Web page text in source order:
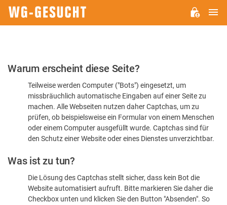
Bitte
dass
sind
Warum erscheint diese Seite?
Teilweise werden Computer ("Bots") eingesetzt, um
missbräuchlich automatische Eingaben auf einer Seite zu
machen. Alle Webseiten nutzen daher Captchas, um zu
prüfen, ob beispielsweise ein Formular von einem Menschen
oder einem Computer ausgefüllt wurde. Captchas sind für
den Schutz einer Website oder eines Dienstes unverzichtbar.
Was ist zu tun?
Die Lösung des Captchas stellt sicher, dass kein Bot die
Website automatisiert aufruft. Bitte markieren Sie daher die
Checkbox unten und klicken Sie den Button "Absenden". So